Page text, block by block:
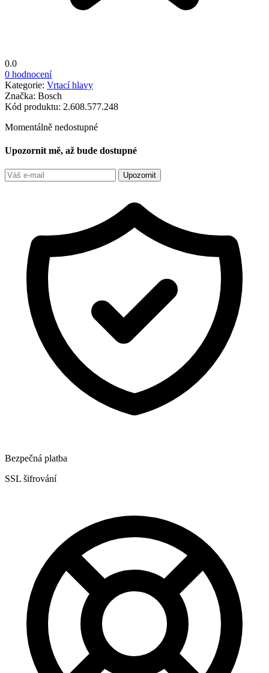
0.0
0 hodnocení
Kategorie: Vrtací hlavy
Značka: Bosch
Kód produktu: 2.608.577.248
Momentálně nedostupné
Upozornit mě, až bude dostupné
Upozornit
Bezpečná platba
SSL šifrování